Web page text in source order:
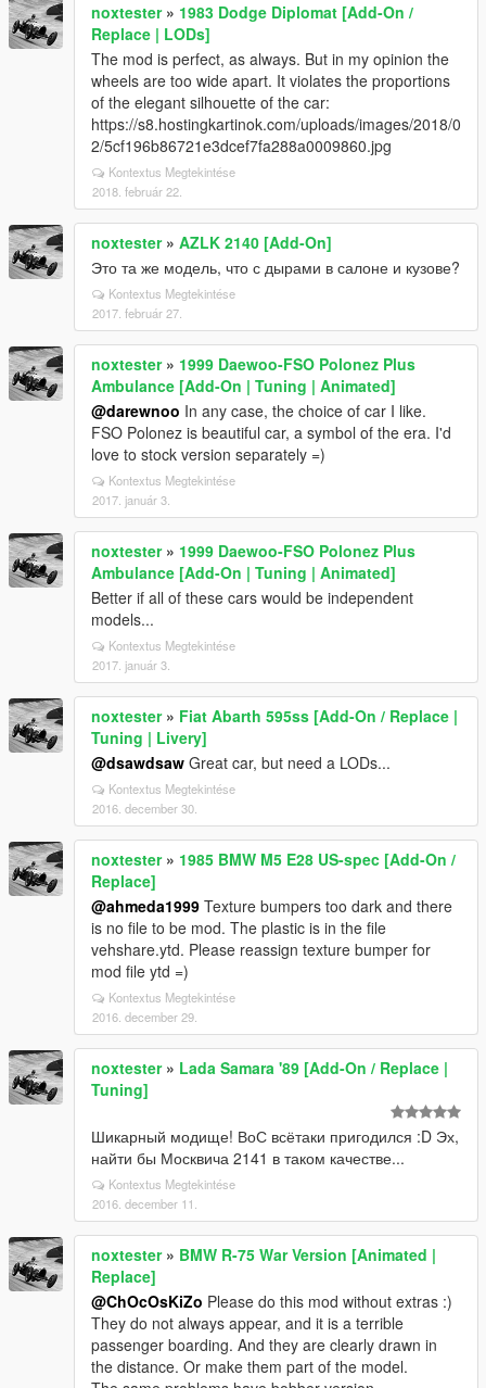
noxtester» 1983 Dodge Diplomat [Add-On /
Replace | LODs]
The mod is perfect, as always. But in my opinion the
wheels are too wide apart. It violates the proportions
of the elegant silhouette of the car:
https://s8.hostingkartinok.com/uploads/images/2018/0
2/5cf196b86721e3dcef7fa288a0009860.jpg
Kontextus Megtekintése
2018. február 22.
noxtester» AZLK 2140 [Add-On]
Это та же модель, что с дырами в салоне и кузове?
Kontextus Megtekintése
2017. február 27.
noxtester» 1999 Daewoo-FSO Polonez Plus
Ambulance [Add-On | Tuning | Animated]
@darewnoo In any case, the choice of car I like.
FSO Polonez is beautiful car, a symbol of the era. I'd
love to stock version separately =)
Kontextus Megtekintése
2017. január 3.
noxtester» 1999 Daewoo-FSO Polonez Plus
Ambulance [Add-On | Tuning | Animated]
Better if all of these cars would be independent
models...
Kontextus Megtekintése
2017. január 3.
noxtester» Fiat Abarth 595ss [Add-On / Replace |
Tuning | Livery]
@dsawdsaw Great car, but need a LODs...
Kontextus Megtekintése
2016. december 30.
noxtester» 1985 BMW M5 E28 US-spec [Add-On /
Replace]
@ahmeda1999 Texture bumpers too dark and there
is no file to be mod. The plastic is in the file
vehshare.ytd. Please reassign texture bumper for
mod file ytd =)
Kontextus Megtekintése
2016. december 29.
noxtester» Lada Samara '89 [Add-On / Replace |
Tuning]
Шикарный модище! ВоС всётаки пригодился :D Эх,
найти бы Москвича 2141 в таком качестве...
Kontextus Megtekintése
2016. december 11.
noxtester» BMW R-75 War Version [Animated |
Replace]
@ChOcOsKiZo Please do this mod without extras :)
They do not always appear, and it is a terrible
passenger boarding. And they are clearly drawn in
the distance. Or make them part of the model.